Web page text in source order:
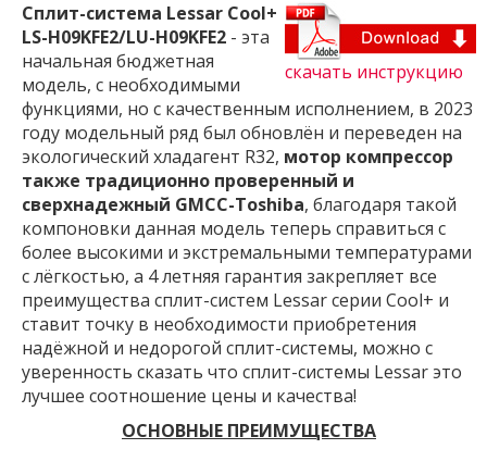
скачать инструкцию
Сплит-система Lessar Cool+
LS-H09KFE2/LU-H09KFE2 - эта
начальная бюджетная
модель, с необходимыми
функциями, но с качественным исполнением, в 2023
году модельный ряд был обновлён и переведен на
экологический хладагент R32, мотор компрессор
также традиционно проверенный и
сверхнадежный GMCC-Toshiba, благодаря такой
компоновки данная модель теперь справиться с
более высокими и экстремальными температурами
с лёгкостью, а 4 летняя гарантия закрепляет все
преимущества сплит-систем Lessar серии Cool+ и
ставит точку в необходимости приобретения
надёжной и недорогой сплит-системы, можно с
уверенность сказать что сплит-системы Lessar это
лучшее соотношение цены и качества!
ОСНОВНЫЕ ПРЕИМУЩЕСТВА